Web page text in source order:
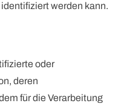
werden kann.
oder
deren
für die Verarbeitung